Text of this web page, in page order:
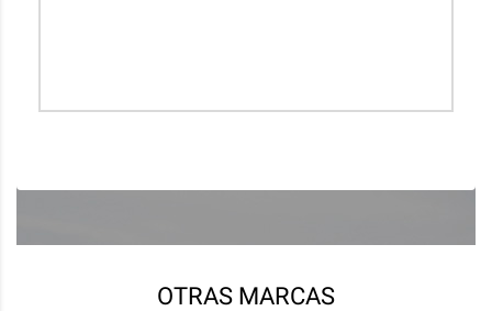
OTRAS MARCAS